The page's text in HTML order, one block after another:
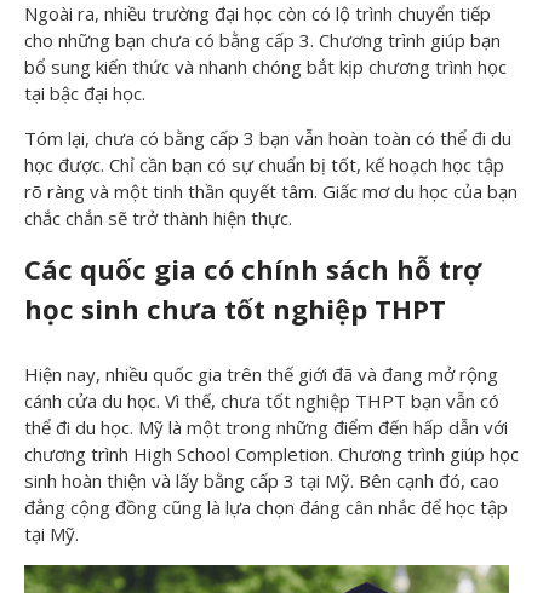
Ngoài ra, nhiều trường đại học còn có lộ trình chuyển tiếp
cho những bạn chưa có bằng cấp 3. Chương trình giúp bạn
bổ sung kiến thức và nhanh chóng bắt kịp chương trình học
tại bậc đại học.
Tóm lại, chưa có bằng cấp 3 bạn vẫn hoàn toàn có thể đi du
học được. Chỉ cần bạn có sự chuẩn bị tốt, kế hoạch học tập
rõ ràng và một tinh thần quyết tâm. Giấc mơ du học của bạn
chắc chắn sẽ trở thành hiện thực.
Các quốc gia có chính sách hỗ trợ
học sinh chưa tốt nghiệp THPT
Hiện nay, nhiều quốc gia trên thế giới đã và đang mở rộng
cánh cửa du học. Vì thế, chưa tốt nghiệp THPT bạn vẫn có
thể đi du học. Mỹ là một trong những điểm đến hấp dẫn với
chương trình High School Completion. Chương trình giúp học
sinh hoàn thiện và lấy bằng cấp 3 tại Mỹ. Bên cạnh đó, cao
đẳng cộng đồng cũng là lựa chọn đáng cân nhắc để học tập
tại Mỹ.